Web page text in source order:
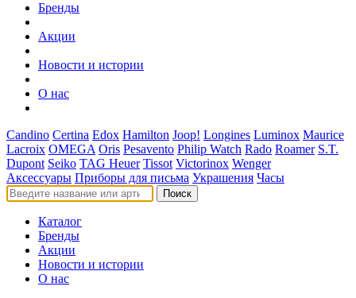
Бренды
Акции
Новости и истории
О нас
Candino Certina Edox Hamilton Joop! Longines Luminox Maurice
Lacroix OMEGA Oris Pesavento Philip Watch Rado Roamer S.T.
Dupont Seiko TAG Heuer Tissot Victorinox Wenger
Аксессуары Приборы для письма Украшения Часы
Поиск
Каталог
Бренды
Акции
Новости и истории
О нас